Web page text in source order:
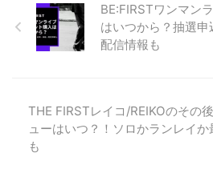
BE:FIRSTワンマン
はいつから？抽選申
配信情報も
THE FIRSTレイコ/REIKOのその
ューはいつ？！ソロかランレイか
も